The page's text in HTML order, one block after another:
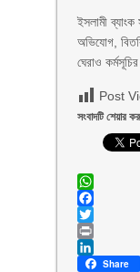
ইসলামী
অভিযোগ,
ঘেরাও
Post
সংবাদটি শেয়ার
WhatsApp
Facebook
Twitter
Print
LinkedIn
Share